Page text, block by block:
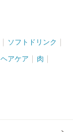
ソフトドリンク
ヘアケア 肉